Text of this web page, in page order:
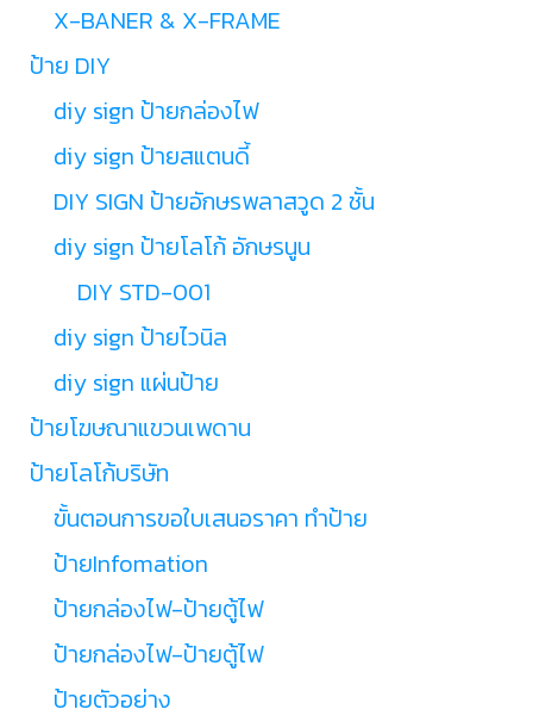
X-BANER & X-FRAME
ป้าย DIY
diy sign ป้ายกล่องไฟ
diy sign ป้ายสแตนดี้
DIY SIGN ป้ายอักษรพลาสวูด 2 ชั้น
diy sign ป้ายโลโก้ อักษรนูน
DIY STD-001
diy sign ป้ายไวนิล
diy sign แผ่นป้าย
ป้ายโฆษณาแขวนเพดาน
ป้ายโลโก้บริษัท
ขั้นตอนการขอใบเสนอราคา ทำป้าย
ป้ายInfomation
ป้ายกล่องไฟ-ป้ายตู้ไฟ
ป้ายกล่องไฟ-ป้ายตู้ไฟ
ป้ายตัวอย่าง